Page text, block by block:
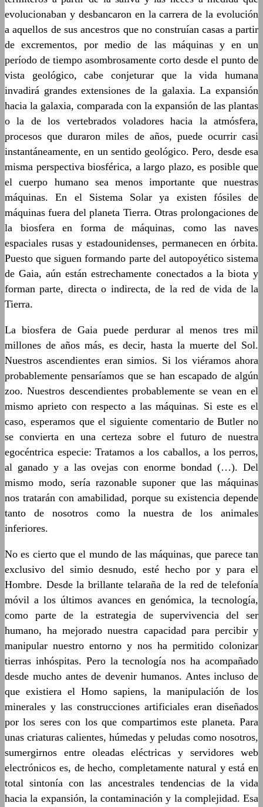
evolucionaban y desbancaron en la carrera de la evolución
a aquellos de sus ancestros que no construían casas a partir
de excrementos, por medio de las máquinas y en un
período de tiempo asombrosamente corto desde el punto de
vista geológico, cabe conjeturar que la vida humana
invadirá grandes extensiones de la galaxia. La expansión
hacia la galaxia, comparada con la expansión de las plantas
o la de los vertebrados voladores hacia la atmósfera,
procesos que duraron miles de años, puede ocurrir casi
instantáneamente, en un sentido geológico. Pero, desde esa
misma perspectiva biosférica, a largo plazo, es posible que
el cuerpo humano sea menos importante que nuestras
máquinas. En el Sistema Solar ya existen fósiles de
máquinas fuera del planeta Tierra. Otras prolongaciones de
la biosfera en forma de máquinas, como las naves
espaciales rusas y estadounidenses, permanecen en órbita.
Puesto que siguen formando parte del autopoyético sistema
de Gaia, aún están estrechamente conectados a la biota y
forman parte, directa o indirecta, de la red de vida de la
Tierra.
La biosfera de Gaia puede perdurar al menos tres mil
millones de años más, es decir, hasta la muerte del Sol.
Nuestros ascendientes eran simios. Si los viéramos ahora
probablemente pensaríamos que se han escapado de algún
zoo. Nuestros descendientes probablemente se vean en el
mismo aprieto con respecto a las máquinas. Si este es el
caso, esperamos que el siguiente comentario de Butler no
se convierta en una certeza sobre el futuro de nuestra
egocéntrica especie: Tratamos a los caballos, a los perros,
al ganado y a las ovejas con enorme bondad (…). Del
mismo modo, sería razonable suponer que las máquinas
nos tratarán con amabilidad, porque su existencia depende
tanto de nosotros como la nuestra de los animales
inferiores.
No es cierto que el mundo de las máquinas, que parece tan
exclusivo del simio desnudo, esté hecho por y para el
Hombre. Desde la brillante telaraña de la red de telefonía
móvil a los últimos avances en genómica, la tecnología,
como parte de la estrategia de supervivencia del ser
humano, ha mejorado nuestra capacidad para percibir y
manipular nuestro entorno y nos ha permitido colonizar
tierras inhóspitas. Pero la tecnología nos ha acompañado
desde mucho antes de devenir humanos. Antes incluso de
que existiera el Homo sapiens, la manipulación de los
minerales y las construcciones artificiales eran diseñados
por los seres con los que compartimos este planeta. Para
unas criaturas calientes, húmedas y peludas como nosotros,
sumergirnos entre oleadas eléctricas y servidores web
electrónicos es, de hecho, completamente natural y está en
total sintonía con las ancestrales tendencias de la vida
hacia la expansión, la contaminación y la complejidad. Esa